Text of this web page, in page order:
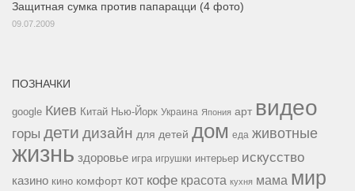
Защитная сумка против папарацци (4 фото)
09.07.2009
ПОЗНАЧКИ
google Киев Китай Нью-Йорк Украина Япония арт видео
горы дети дизайн для детей дом еда животные
жизнь здоровье игра игрушки интерьер искусство
казино кино комфорт кот кофе красота кухня мама мир